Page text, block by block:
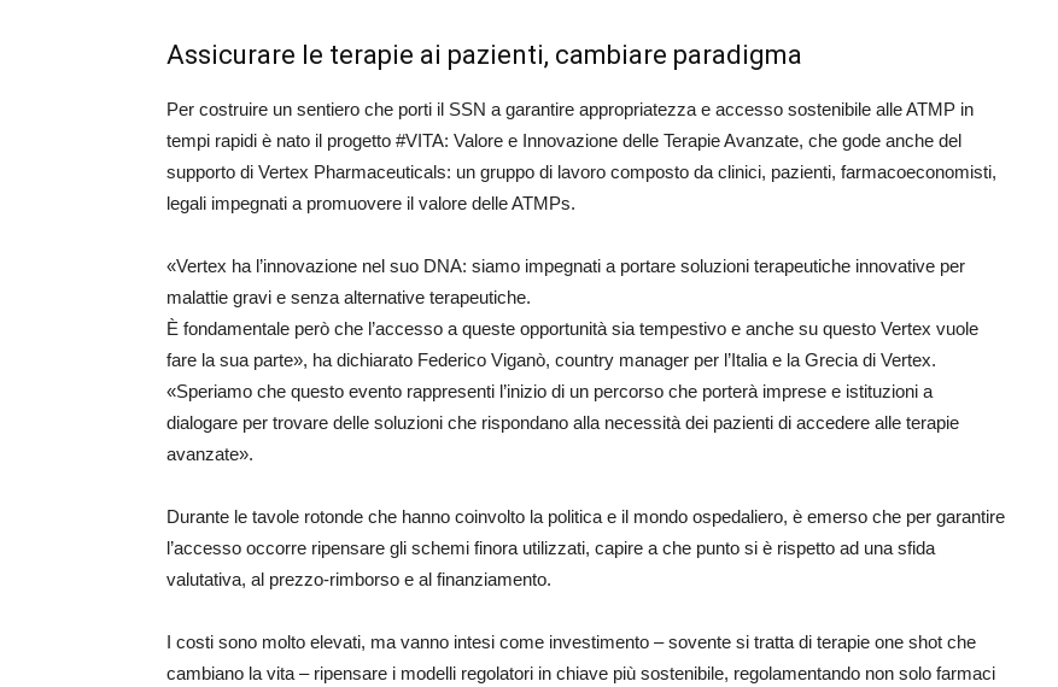
Assicurare le terapie ai pazienti, cambiare paradigma
Per costruire un sentiero che porti il SSN a garantire appropriatezza e accesso sostenibile alle ATMP in
tempi rapidi è nato il progetto #VITA: Valore e Innovazione delle Terapie Avanzate, che gode anche del
supporto di Vertex Pharmaceuticals: un gruppo di lavoro composto da clinici, pazienti, farmacoeconomisti,
legali impegnati a promuovere il valore delle ATMPs.
«Vertex ha l’innovazione nel suo DNA: siamo impegnati a portare soluzioni terapeutiche innovative per
malattie gravi e senza alternative terapeutiche.
È fondamentale però che l’accesso a queste opportunità sia tempestivo e anche su questo Vertex vuole
fare la sua parte», ha dichiarato Federico Viganò, country manager per l’Italia e la Grecia di Vertex.
«Speriamo che questo evento rappresenti l’inizio di un percorso che porterà imprese e istituzioni a
dialogare per trovare delle soluzioni che rispondano alla necessità dei pazienti di accedere alle terapie
avanzate».
Durante le tavole rotonde che hanno coinvolto la politica e il mondo ospedaliero, è emerso che per garantire
l’accesso occorre ripensare gli schemi finora utilizzati, capire a che punto si è rispetto ad una sfida
valutativa, al prezzo-rimborso e al finanziamento.
I costi sono molto elevati, ma vanno intesi come investimento – sovente si tratta di terapie one shot che
cambiano la vita – ripensare i modelli regolatori in chiave più sostenibile, regolamentando non solo farmaci